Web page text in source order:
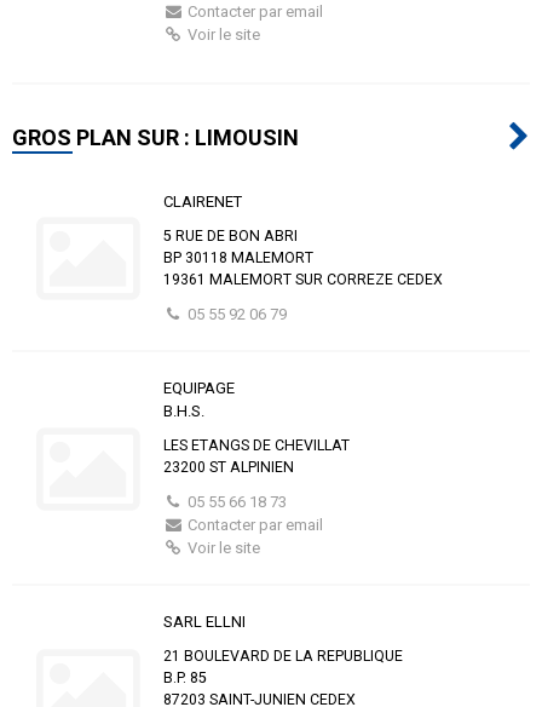
Contacter par email
Voir le site
GROS PLAN SUR : LIMOUSIN
CLAIRENET
5 RUE DE BON ABRI
BP 30118 MALEMORT
19361 MALEMORT SUR CORREZE CEDEX
05 55 92 06 79
EQUIPAGE
B.H.S.
LES ETANGS DE CHEVILLAT
23200 ST ALPINIEN
05 55 66 18 73
Contacter par email
Voir le site
SARL ELLNI
21 BOULEVARD DE LA REPUBLIQUE
B.P. 85
87203 SAINT-JUNIEN CEDEX